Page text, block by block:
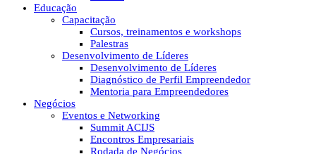
Educação
Capacitação
Cursos, treinamentos e workshops
Palestras
Desenvolvimento de Líderes
Desenvolvimento de Líderes
Diagnóstico de Perfil Empreendedor
Mentoria para Empreendedores
Negócios
Eventos e Networking
Summit ACIJS
Encontros Empresariais
Rodada de Negócios